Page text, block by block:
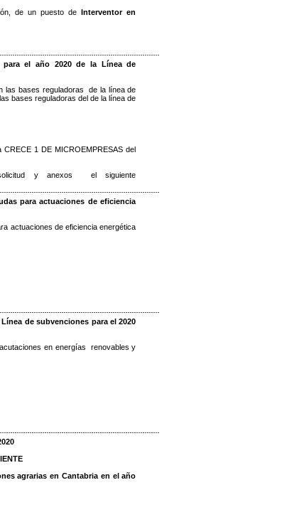
de un puesto deInterventor en
para el año 2020 de la Línea de
las bases reguladoras de la línea de
bases reguladoras del de la línea de
1 DE MICROEMPRESAS del
y anexos el siguiente
para actuaciones de eficiencia
actuaciones de eficiencia energética
Línea de subvenciones para el 2020
en energías renovables y
agrarias en Cantabria en el año